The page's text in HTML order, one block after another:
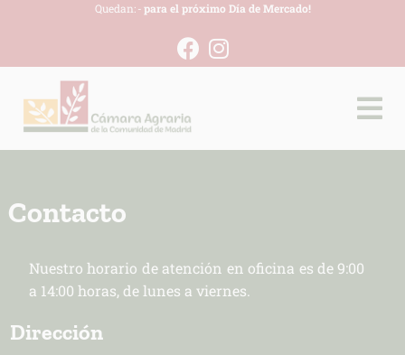
Quedan: -para el próximo Día de Mercado!
Contacto
Nuestro horario de atención en oficina es de 9:00
a 14:00 horas, de lunes a viernes.
Dirección